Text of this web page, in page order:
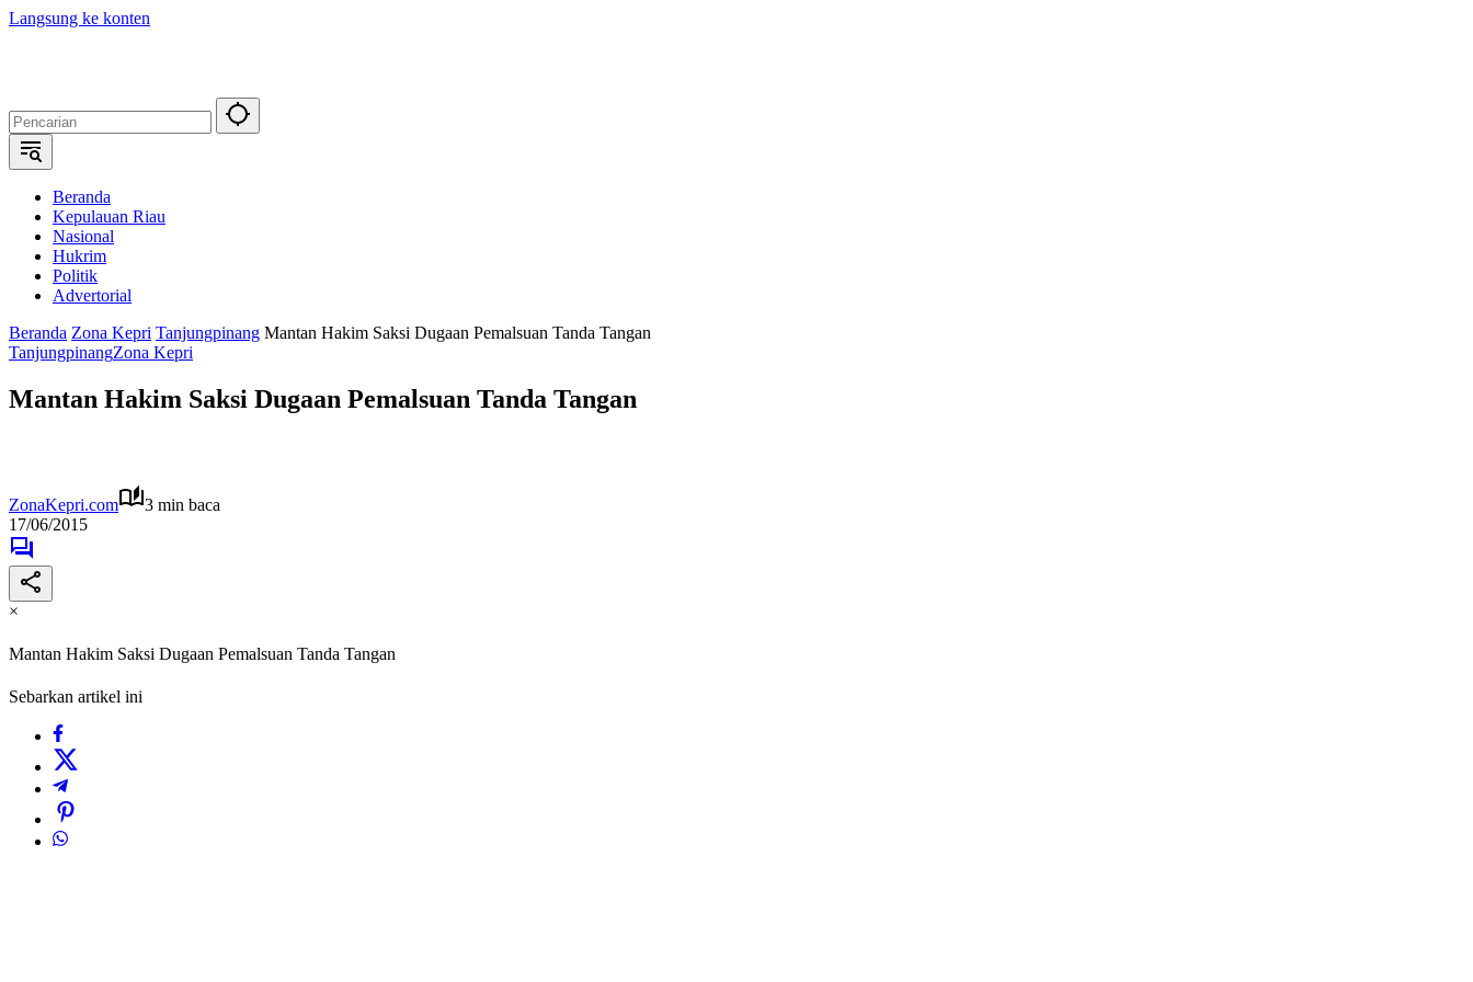
Langsung ke konten
Beranda
Kepulauan Riau
Nasional
Hukrim
Politik
Advertorial
Beranda Zona Kepri Tanjungpinang Mantan Hakim Saksi Dugaan Pemalsuan Tanda Tangan
TanjungpinangZona Kepri
Mantan Hakim Saksi Dugaan Pemalsuan Tanda Tangan
ZonaKepri.com
3 min baca
17/06/2015
×
Mantan Hakim Saksi Dugaan Pemalsuan Tanda Tangan
Sebarkan artikel ini